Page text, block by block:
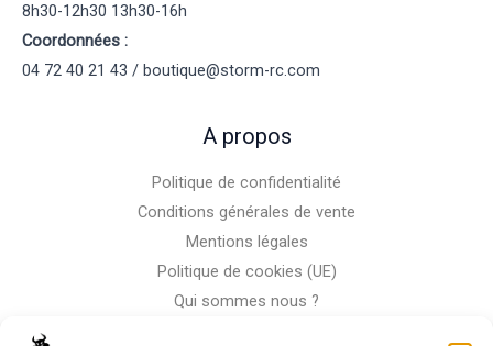
8h30-12h30 13h30-16h
Coordonnées :
04 72 40 21 43 / boutique@storm-rc.com
A propos
Politique de confidentialité
Conditions générales de vente
Mentions légales
Politique de cookies (UE)
Qui sommes nous ?